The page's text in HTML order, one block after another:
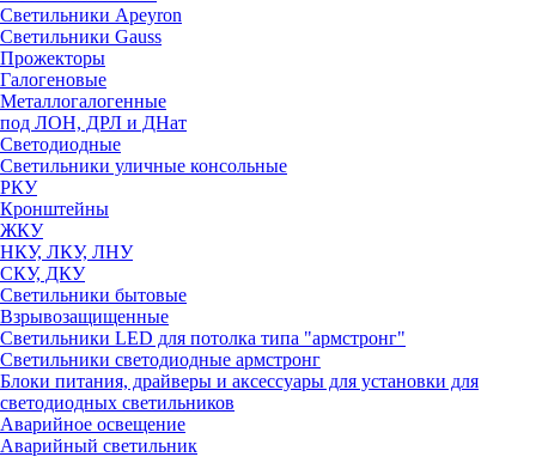
Светильники Apeyron
Светильники Gauss
Прожекторы
Галогеновые
Металлогалогенные
под ЛОН, ДРЛ и ДНат
Светодиодные
Светильники уличные консольные
РКУ
Кронштейны
ЖКУ
НКУ, ЛКУ, ЛНУ
СКУ, ДКУ
Светильники бытовые
Взрывозащищенные
Светильники LED для потолка типа "армстронг"
Светильники светодиодные армстронг
Блоки питания, драйверы и аксессуары для установки для
светодиодных светильников
Аварийное освещение
Аварийный светильник